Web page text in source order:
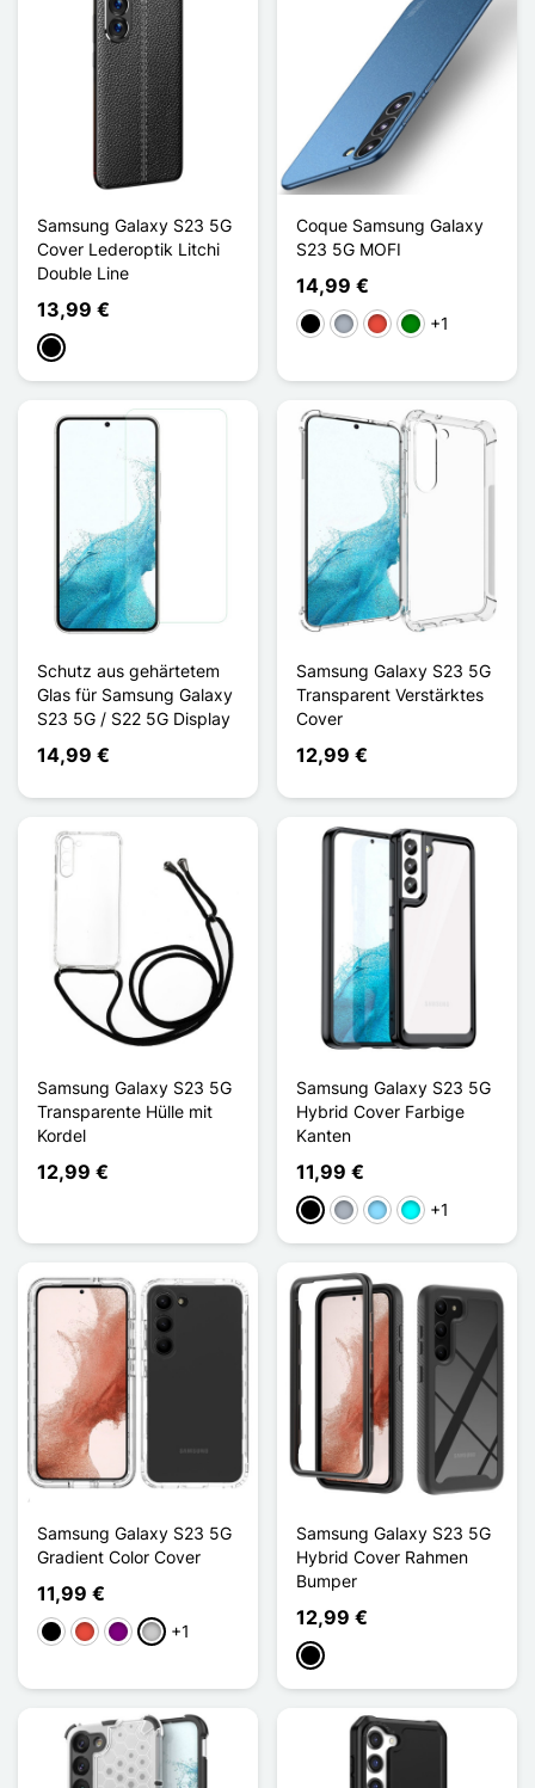
Samsung Galaxy S23 5G
Cover Lederoptik Litchi
Double Line
13,99 €
Schwarz
Coque Samsung Galaxy
S23 5G MOFI
14,99 €
Schwarz
GrauRot Grün+1
Schutz aus gehärtetem
Glas für Samsung Galaxy
S23 5G / S22 5G Display
14,99 €
Samsung Galaxy S23 5G
Transparent Verstärktes
Cover
12,99 €
Samsung Galaxy S23 5G
Transparente Hülle mit
Kordel
12,99 €
Samsung Galaxy S23 5G
Hybrid Cover Farbige
Kanten
11,99 €
Schwarz
GrauHellblau
Cyan+1
Samsung Galaxy S23 5G
Gradient Color Cover
11,99 €
Schwarz
Rot ViolettTransparent
+1
Samsung Galaxy S23 5G
Hybrid Cover Rahmen
Bumper
12,99 €
Schwarz